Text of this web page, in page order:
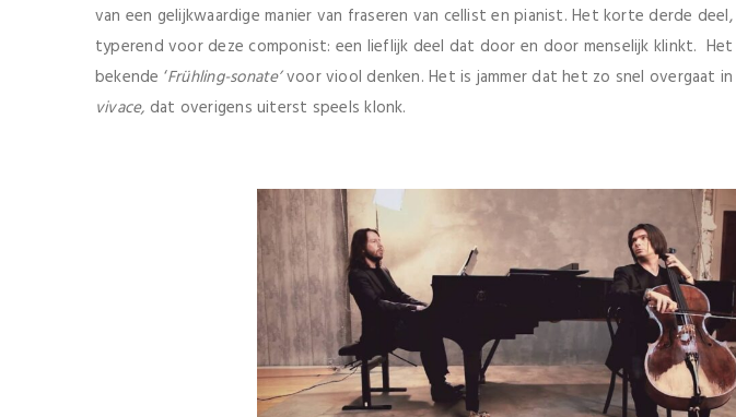
van een gelijkwaardige manier van fraseren van cellist en pianist. Het korte derde
typerend voor deze componist: een lieflijk deel dat door en door menselijk klinkt.
bekende ‘Frühling-sonate’voor viool denken. Het is jammer dat het zo snel overgaat
vivace, dat overigens uiterst speels klonk.